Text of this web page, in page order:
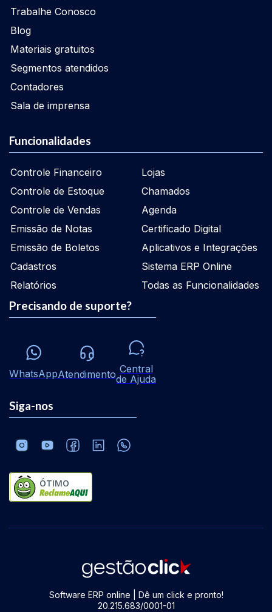
Trabalhe Conosco
Blog
Materiais gratuitos
Segmentos atendidos
Contadores
Sala de imprensa
Funcionalidades
Controle Financeiro
Controle de Estoque
Controle de Vendas
Emissão de Notas
Emissão de Boletos
Cadastros
Relatórios
Lojas
Chamados
Agenda
Certificado Digital
Aplicativos e Integrações
Sistema ERP Online
Todas as Funcionalidades
Precisando de suporte?
WhatsAppAtendimento Central
de Ajuda
Siga-nos
ÓTIMO
Software ERP online | Dê um click e pronto!
20.215.683/0001-01